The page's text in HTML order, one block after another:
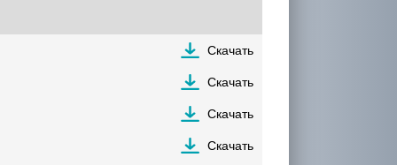
Скачать
Скачать
Скачать
Скачать